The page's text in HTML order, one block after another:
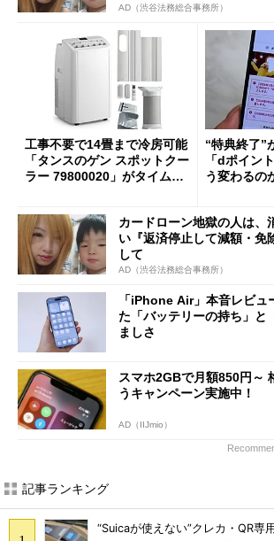
AD（渋谷法務総合事務所）
工事不要で14畳まで冷房可能
「タンスのゲン スポットクー
ラー 79800020」がタイムセ
“特典終了”
「dポイン
う変わる
カードローン地獄の人は、
い『返済停止して減額・免
して
AD（渋谷法務総合事務所）
「iPhone Air」本音レビュ
た「バッテリーの持ち」と
ましさ
スマホ2GBで月額850円～
うキャンペーン実施中！
AD（IIJmio）
記事ランキング
“Suicaが使えない”クレカ・QR